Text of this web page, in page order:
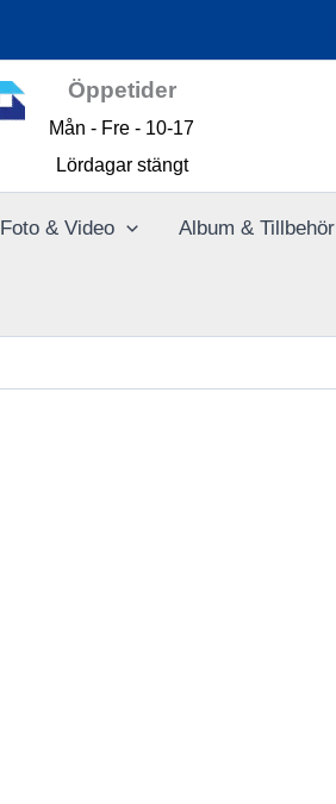
Öppetider
Mån - Fre - 10-17
Lördagar stängt
Foto & Video Album & Tillbehör